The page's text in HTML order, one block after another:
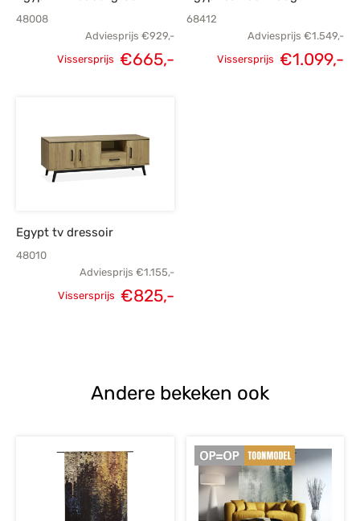
48008
Adviesprijs €929,-
€929,-.
Vissersprijs €665,-
68412
Adviesprijs €1.549,-
Vissersprijs €1.099,-
Egypt tv dressoir
48010
Adviesprijs €1.155,-
Vissersprijs €825,-
Andere bekeken ook